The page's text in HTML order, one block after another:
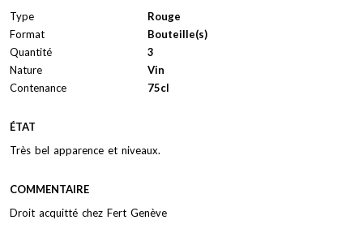
Type
Rouge
Format
Bouteille(s)
Quantité
3
Nature
Vin
Contenance
75cl
ÉTAT
Très bel apparence et niveaux.
COMMENTAIRE
Droit acquitté chez Fert Genève